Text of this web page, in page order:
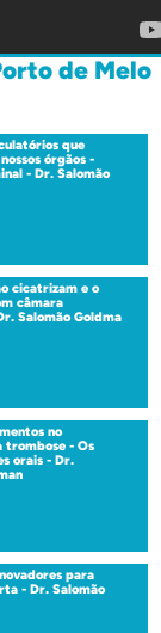
de Melo
que
órgãos -
- Dr. Salomão
cicatrizam e o
câmara
Salomão Goldma
no
- Os
orais - Dr.
para
- Dr. Salomão